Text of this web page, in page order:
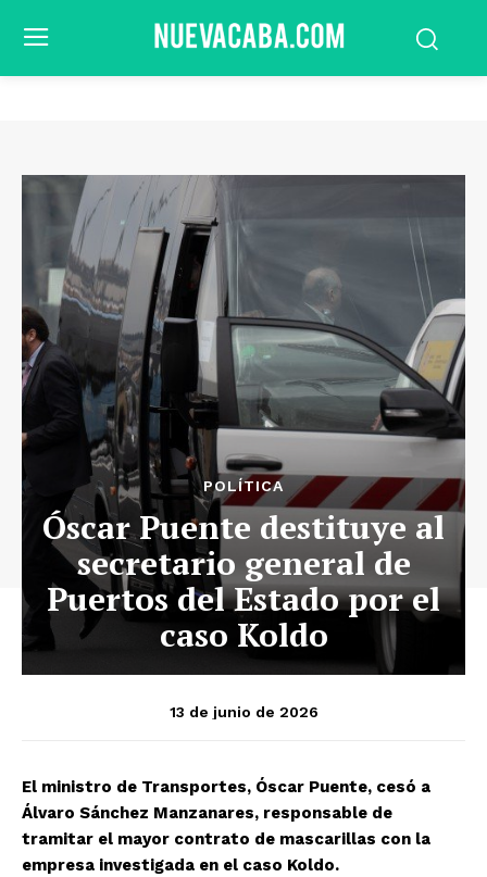
POLÍTICA
Óscar Puente destituye al
secretario general de
Puertos del Estado por el
caso Koldo
13 de junio de 2026
El ministro de Transportes, Óscar Puente, cesó a
Álvaro Sánchez Manzanares, responsable de
tramitar el mayor contrato de mascarillas con la
empresa investigada en el caso Koldo.